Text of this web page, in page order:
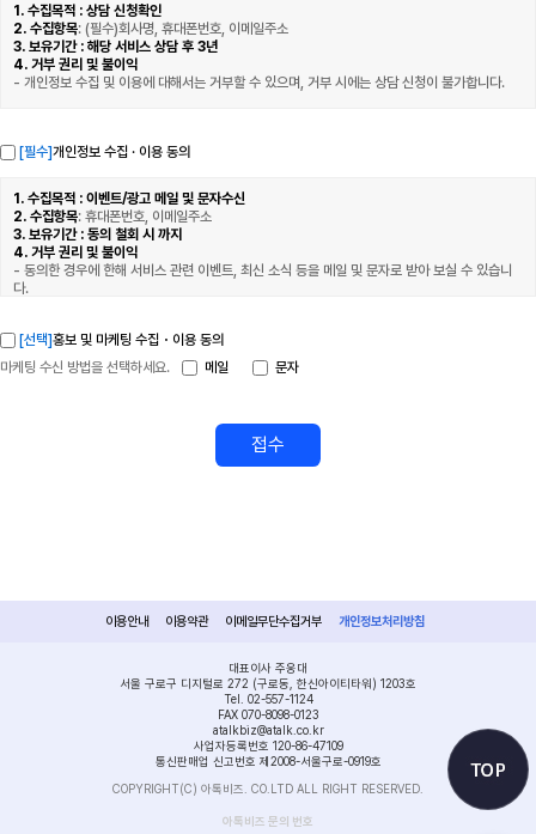
1. 수집목적 : 상담 신청확인
2. 수집항목: (필수)회사명, 휴대폰번호, 이메일주소
3. 보유기간 : 해당 서비스 상담 후 3년
4. 거부 권리 및 불이익
- 개인정보 수집 및 이용에 대해서는 거부할 수 있으며, 거부 시에는 상담 신청이 불가합니다.
[필수]개인정보 수집 · 이용 동의
1. 수집목적 : 이벤트/광고 메일 및 문자수신
2. 수집항목: 휴대폰번호, 이메일주소
3. 보유기간 : 동의 철회 시 까지
4. 거부 권리 및 불이익
- 동의한 경우에 한해 서비스 관련 이벤트, 최신 소식 등을 메일 및 문자로 받아 보실 수 있습니
다.
[선택]홍보 및 마케팅 수집・이용 동의
마케팅 수신 방법을 선택하세요.
메일 문자
접수
이용안내 이용약관 이메일무단수집거부 개인정보처리방침
대표이사 주웅대
서울 구로구 디지털로 272 (구로동, 한신아이티타워) 1203호
Tel. 02-557-1124
FAX 070-8098-0123
atalkbiz@atalk.co.kr
사업자등록번호 120-86-47109
통신판매업 신고번호 제2008-서울구로-0919호
COPYRIGHT(C) 아톡비즈. CO.LTD ALL RIGHT RESERVED.
아톡비즈 문의 번호